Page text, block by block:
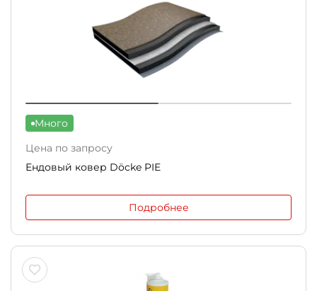
Много
Цена по запросу
Ендовый ковер Döcke PIE
Подробнее